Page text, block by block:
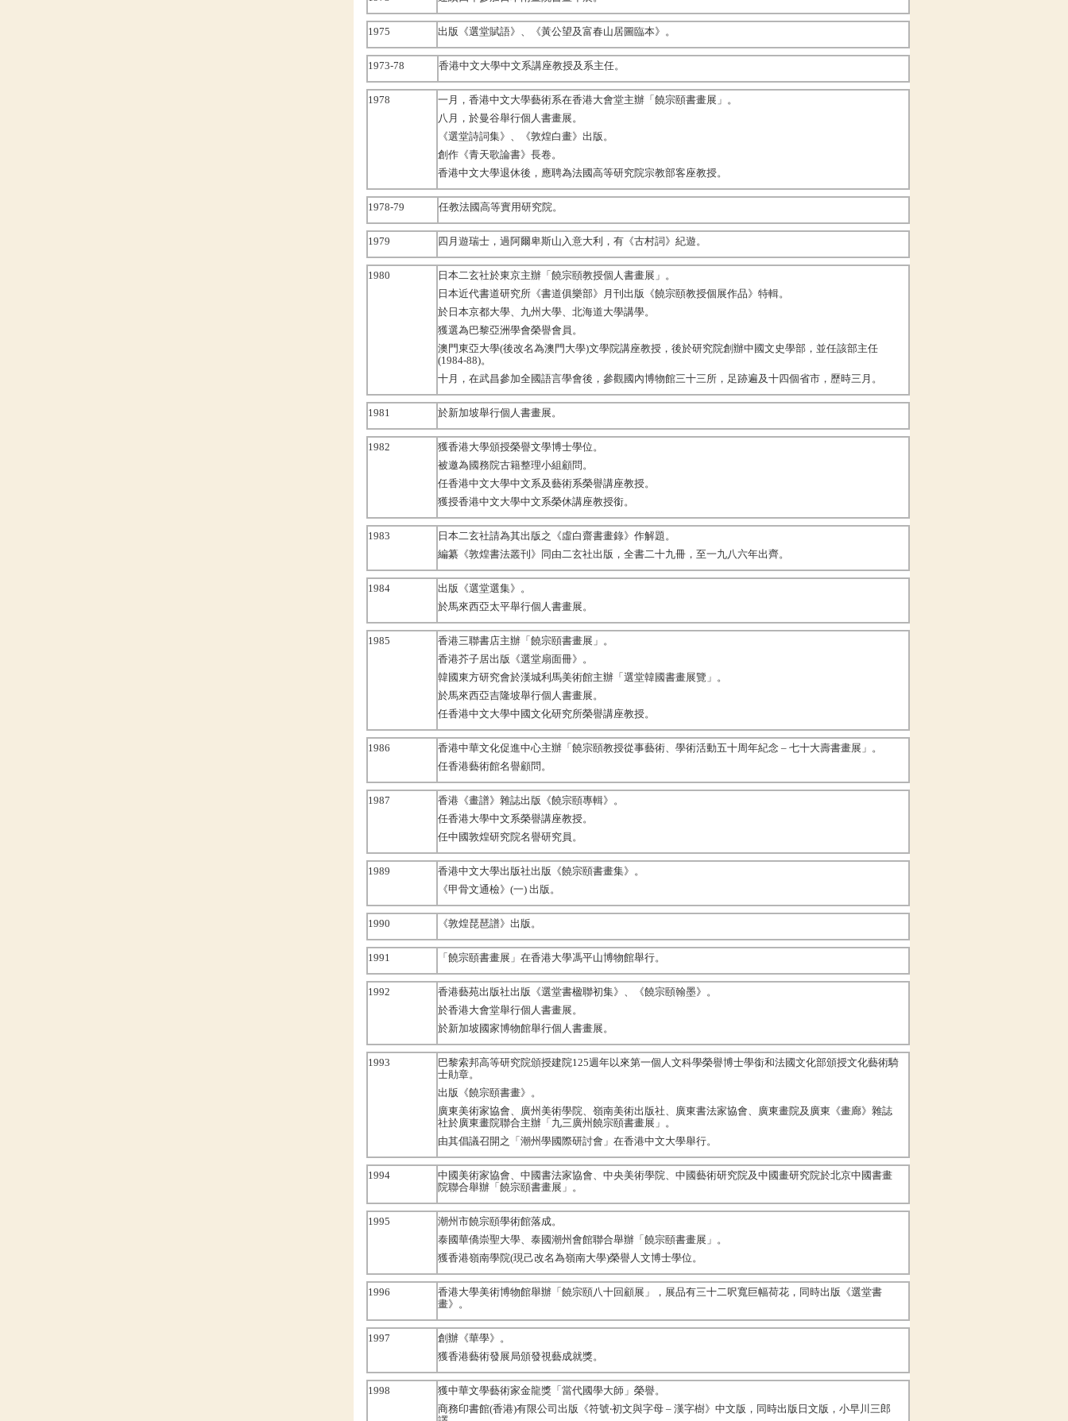
1975 出版《選堂賦語》、《黃公望及富春山居圖臨本》。
1973-78 香港中文大學中文系講座教授及系主任。
1978
一月，香港中文大學藝術系在香港大會堂主辦「饒宗頤書畫展」。
八月，於曼谷舉行個人書畫展。
《選堂詩詞集》、《敦煌白畫》出版。
創作《青天歌論書》長卷。
香港中文大學退休後，應聘為法國高等研究院宗教部客座教授。
1978-79 任教法國高等實用研究院。
1979 四月遊瑞士，過阿爾卑斯山入意大利，有《古村詞》紀遊。
1980
日本二玄社於東京主辦「饒宗頤教授個人書畫展」。
日本近代書道研究所《書道俱樂部》月刊出版《饒宗頤教授個展作品》特輯。
於日本京都大學、九州大學、北海道大學講學。
獲選為巴黎亞洲學會榮譽會員。
澳門東亞大學(後改名為澳門大學)文學院講座教授，後於研究院創辦中國文史學部，並任該部主任
(1984-88)。
十月，在武昌參加全國語言學會後，參觀國內博物館三十三所，足跡遍及十四個省市，歷時三月。
1981 於新加坡舉行個人書畫展。
1982
獲香港大學頒授榮譽文學博士學位。
被邀為國務院古籍整理小組顧問。
任香港中文大學中文系及藝術系榮譽講座教授。
獲授香港中文大學中文系榮休講座教授銜。
1983
日本二玄社請為其出版之《虛白齋書畫錄》作解題。
編纂《敦煌書法叢刊》同由二玄社出版，全書二十九冊，至一九八六年出齊。
1984
出版《選堂選集》。
於馬來西亞太平舉行個人書畫展。
1985
香港三聯書店主辦「饒宗頤書畫展」。
香港芥子居出版《選堂扇面冊》。
韓國東方研究會於漢城利馬美術館主辦「選堂韓國書畫展覽」。
於馬來西亞吉隆坡舉行個人書畫展。
任香港中文大學中國文化研究所榮譽講座教授。
1986
香港中華文化促進中心主辦「饒宗頤教授從事藝術、學術活動五十周年紀念 – 七十大壽書畫展」。
任香港藝術館名譽顧問。
1987
香港《畫譜》雜誌出版《饒宗頤專輯》。
任香港大學中文系榮譽講座教授。
任中國敦煌研究院名譽研究員。
1989
香港中文大學出版社出版《饒宗頤書畫集》。
《甲骨文通檢》(一) 出版。
1990 《敦煌琵琶譜》出版。
1991 「饒宗頤書畫展」在香港大學馮平山博物館舉行。
1992
香港藝苑出版社出版《選堂書楹聯初集》、《饒宗頤翰墨》。
於香港大會堂舉行個人書畫展。
於新加坡國家博物館舉行個人書畫展。
1993
巴黎索邦高等研究院頒授建院125週年以來第一個人文科學榮譽博士學銜和法國文化部頒授文化藝術騎
士勛章。
出版《饒宗頤書畫》。
廣東美術家協會、廣州美術學院、嶺南美術出版社、廣東書法家協會、廣東畫院及廣東《畫廊》雜誌
社於廣東畫院聯合主辦「九三廣州饒宗頤書畫展」。
由其倡議召開之「潮州學國際研討會」在香港中文大學舉行。
1994
中國美術家協會、中國書法家協會、中央美術學院、中國藝術研究院及中國畫研究院於北京中國書畫
院聯合舉辦「饒宗頤書畫展」。
1995
潮州市饒宗頤學術館落成。
泰國華僑崇聖大學、泰國潮州會館聯合舉辦「饒宗頤書畫展」。
獲香港嶺南學院(現己改名為嶺南大學)榮譽人文博士學位。
1996
香港大學美術博物館舉辦「饒宗頤八十回顧展」，展品有三十二呎寬巨幅荷花，同時出版《選堂書
畫》。
1997
創辦《華學》。
獲香港藝術發展局頒發視藝成就獎。
1998
獲中華文學藝術家金龍獎「當代國學大師」榮譽。
商務印書館(香港)有限公司出版《符號‧初文與字母 – 漢字樹》中文版，同時出版日文版，小早川三郎